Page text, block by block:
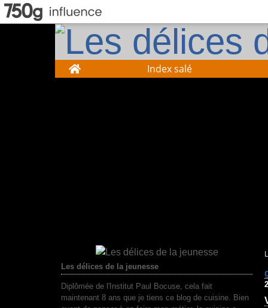
Home Index salé
Les délices de la jeunesse
Diplômée de l'Institut Paul Bocuse, cela fait
maintenant 8 ans que je tiens ce blog de cuisine. Bien